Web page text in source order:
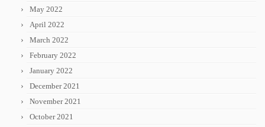
May 2022
April 2022
March 2022
February 2022
January 2022
December 2021
November 2021
October 2021